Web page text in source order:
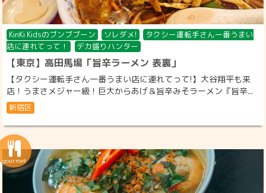
KinKi Kidsのブンブブーン ソレダメ!
タクシー運転手さん一番うまい
店に連れてって！
デカ盛りハンター
【東京】高田馬場「旨辛ラーメン 表裏」
【タクシー運転手さん一番うまい店に連れてって!】大谷翔平も来
店！うまさメジャー級！巨大からあげ＆旨辛みそラーメン『旨辛...
新宿区